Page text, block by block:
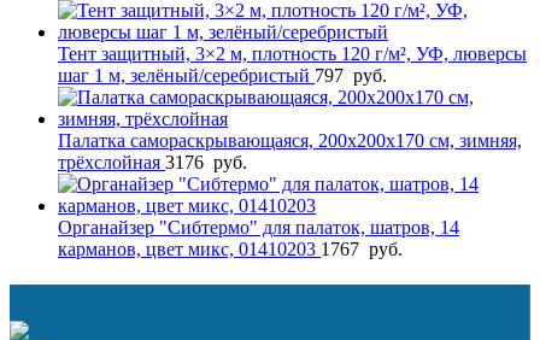
Тент защитный, 3×2 м, плотность 120 г/м², УФ, люверсы
шаг 1 м, зелёный/серебристый 797 руб.
Палатка самораскрывающаяся, 200х200х170 см, зимняя,
трёхслойная 3176 руб.
Органайзер "Сибтермо" для палаток, шатров, 14
карманов, цвет микс, 01410203 1767 руб.